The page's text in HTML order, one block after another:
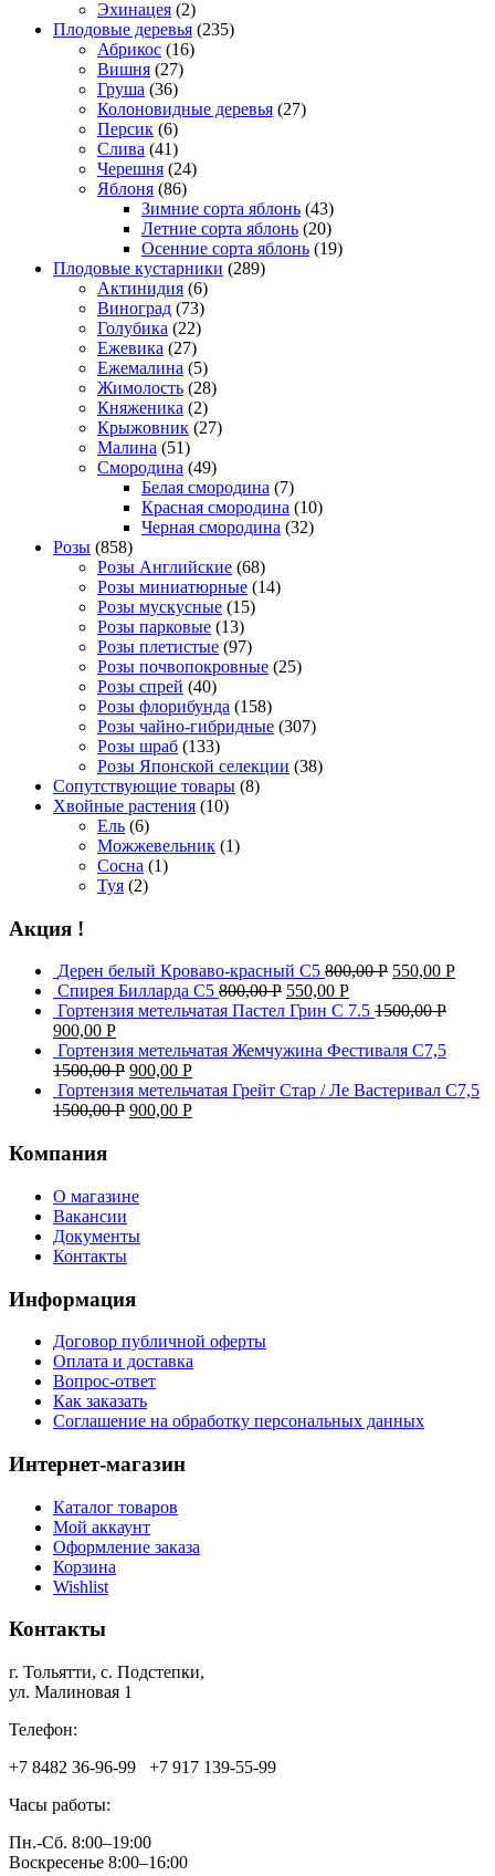
Эхинацея (2)
Плодовые деревья (235)
Абрикос (16)
Вишня (27)
Груша (36)
Колоновидные деревья (27)
Персик (6)
Слива (41)
Черешня (24)
Яблоня (86)
Зимние сорта яблонь (43)
Летние сорта яблонь (20)
Осенние сорта яблонь (19)
Плодовые кустарники (289)
Актинидия (6)
Виноград (73)
Голубика (22)
Ежевика (27)
Ежемалина (5)
Жимолость (28)
Княженика (2)
Крыжовник (27)
Малина (51)
Смородина (49)
Белая смородина (7)
Красная смородина (10)
Черная смородина (32)
Розы (858)
Розы Английские (68)
Розы миниатюрные (14)
Розы мускусные (15)
Розы парковые (13)
Розы плетистые (97)
Розы почвопокровные (25)
Розы спрей (40)
Розы флорибунда (158)
Розы чайно-гибридные (307)
Розы шраб (133)
Розы Японской селекции (38)
Сопутствующие товары (8)
Хвойные растения (10)
Ель (6)
Можжевельник (1)
Сосна (1)
Туя (2)
Акция !
Дерен белый Кроваво-красный С5 800,00Р 550,00 Р
Спирея Билларда С5 800,00Р 550,00 Р
Гортензия метельчатая Пастел Грин C 7.5 1500,00Р
900,00 Р
Гортензия метельчатая Жемчужина Фестиваля С7,5
1500,00Р 900,00 Р
Гортензия метельчатая Грейт Стар / Ле Вастеривал С7,5
1500,00Р 900,00 Р
Компания
О магазине
Вакансии
Документы
Контакты
Информация
Договор публичной оферты
Оплата и доставка
Вопрос-ответ
Как заказать
Соглашение на обработку персональных данных
Интернет-магазин
Каталог товаров
Мой аккаунт
Оформление заказа
Корзина
Wishlist
Контакты
г. Тольятти, c. Подстепки,
ул. Малиновая 1
Телефон:
+7 8482 36‑96-99 +7 917 139‑55-99
Часы работы:
Пн.-Сб. 8:00–19:00
Воскресенье 8:00–16:00